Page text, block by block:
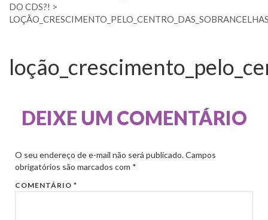
DO CDS?! >
DEIXE UM COMENTÁRIO
O seu endereço de e-mail não será publicado. Campos
obrigatórios são marcados com *
COMENTÁRIO*